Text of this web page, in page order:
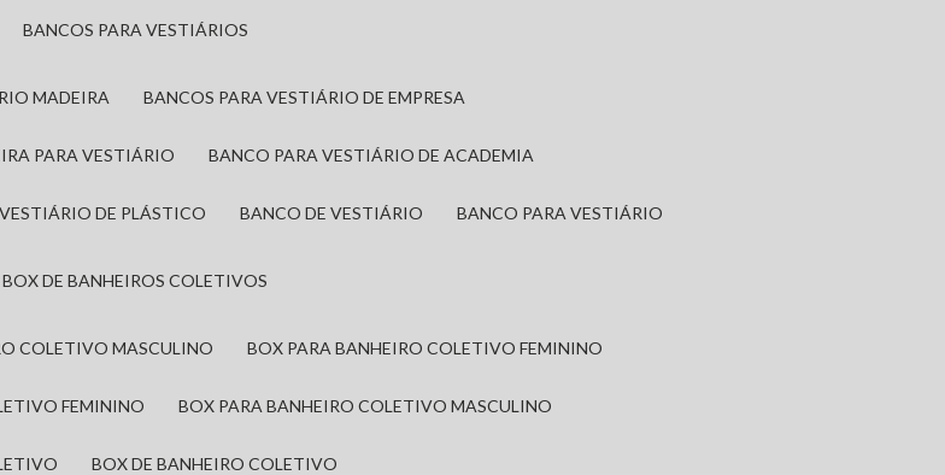
BANCOS PARA VESTIÁRIOS
MADEIRA BANCOS PARA VESTIÁRIO DE EMPRESA
PARA VESTIÁRIO BANCO PARA VESTIÁRIO DE ACADEMIA
VESTIÁRIO DE PLÁSTICO BANCO DE VESTIÁRIO BANCO PARA VESTIÁRIO
BOX DE BANHEIROS COLETIVOS
COLETIVO MASCULINO BOX PARA BANHEIRO COLETIVO FEMININO
FEMININO BOX PARA BANHEIRO COLETIVO MASCULINO
BOX DE BANHEIRO COLETIVO